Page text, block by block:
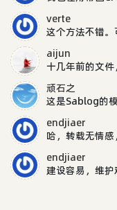
verte
这个方法不错。
aijun
十几年前的文件
顽石之
这是Sablog的
endjiaer
哈，转载无情
endjiaer
建设容易，维护